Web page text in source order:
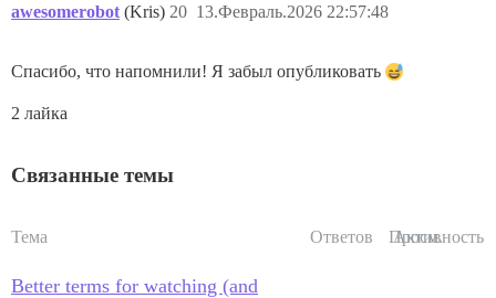
awesomerobot (Kris) 13.Февраль.2026 22:57:48
20
Спасибо, что напомнили! Я забыл опубликовать
2 лайка
Связанные темы
Тема Ответов Просм.
Активность
Better terms for watching (and